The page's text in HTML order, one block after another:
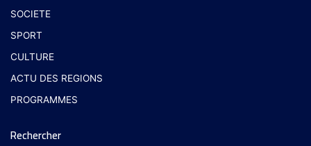
SOCIETE
SPORT
CULTURE
ACTU DES REGIONS
PROGRAMMES
Rechercher